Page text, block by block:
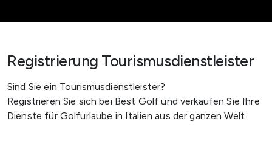
Registrierung Tourismusdienstleister
Sind Sie ein Tourismusdienstleister?
Registrieren Sie sich bei Best Golf und verkaufen Sie Ihre
Dienste für Golfurlaube in Italien aus der ganzen Welt.